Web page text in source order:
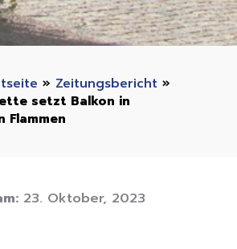
» Zeitungsbericht »
setzt Balkon in
Flammen
23. Oktober, 2023